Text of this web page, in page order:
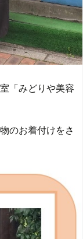
「みどりや美容
のお着付けをさ